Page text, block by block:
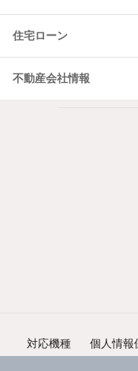
住宅ローン
不動産会社情報
対応機種 個人情報